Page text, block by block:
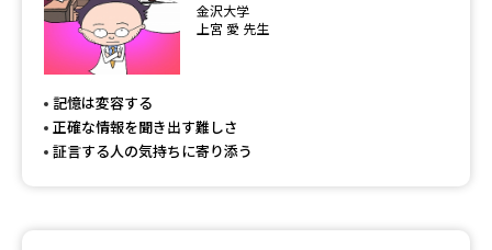
金沢大学
上宮 愛 先生
記憶は変容する
正確な情報を聞き出す難しさ
証言する人の気持ちに寄り添う